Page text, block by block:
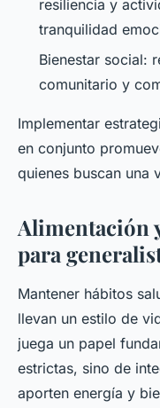
resiliencia y
tranquilidad
Bienestar social:
comunitario y
Implementar
en conjunto
quienes buscan una
Alimentación
para
Mantener hábitos
llevan un estilo de
juega un papel
estrictas, sino de
aporten energía y